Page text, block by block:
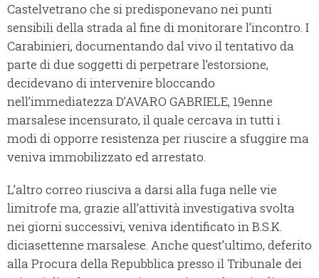
Castelvetrano che si predisponevano nei punti
sensibili della strada al fine di monitorare l’incontro. I
Carabinieri, documentando dal vivo il tentativo da
parte di due soggetti di perpetrare l’estorsione,
decidevano di intervenire bloccando
nell’immediatezza D’AVARO GABRIELE, 19enne
marsalese incensurato, il quale cercava in tutti i
modi di opporre resistenza per riuscire a sfuggire ma
veniva immobilizzato ed arrestato.
L’altro correo riusciva a darsi alla fuga nelle vie
limitrofe ma, grazie all’attività investigativa svolta
nei giorni successivi, veniva identificato in B.S.K.
diciasettenne marsalese. Anche quest’ultimo, deferito
alla Procura della Repubblica presso il Tribunale dei